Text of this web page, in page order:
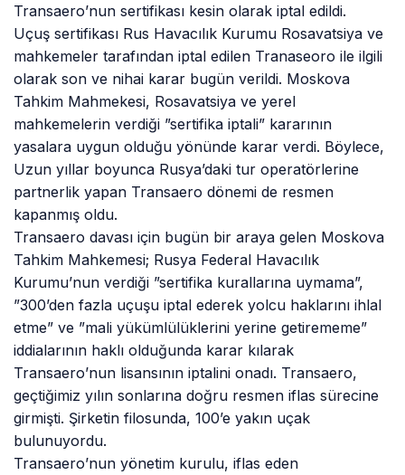
Transaero’nun sertifikası kesin olarak iptal edildi.
Uçuş sertifikası Rus Havacılık Kurumu Rosavatsiya ve
mahkemeler tarafından iptal edilen Tranaseoro ile ilgili
olarak son ve nihai karar bugün verildi. Moskova
Tahkim Mahmekesi, Rosavatsiya ve yerel
mahkemelerin verdiği ”sertifika iptali” kararının
yasalara uygun olduğu yönünde karar verdi. Böylece,
Uzun yıllar boyunca Rusya’daki tur operatörlerine
partnerlik yapan Transaero dönemi de resmen
kapanmış oldu.
Transaero davası için bugün bir araya gelen Moskova
Tahkim Mahkemesi; Rusya Federal Havacılık
Kurumu’nun verdiği ”sertifika kurallarına uymama”,
”300’den fazla uçuşu iptal ederek yolcu haklarını ihlal
etme” ve ”mali yükümlülüklerini yerine getirememe”
iddialarının haklı olduğunda karar kılarak
Transaero’nun lisansının iptalini onadı. Transaero,
geçtiğimiz yılın sonlarına doğru resmen iflas sürecine
girmişti. Şirketin filosunda, 100’e yakın uçak
bulunuyordu.
Transaero’nun yönetim kurulu, iflas eden